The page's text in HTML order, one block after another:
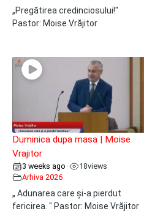
„Pregătirea credinciosului!"
Pastor: Moise Vrăjitor
Duminica dupa masa | Moise
Vrajitor
3 weeks ago • 18views
Arhiva 2026
„ Adunarea care și-a pierdut
fericirea. " Pastor: Moise Vrăjitor